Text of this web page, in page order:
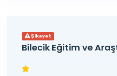
Şikayet
Bilecik Eğitim ve